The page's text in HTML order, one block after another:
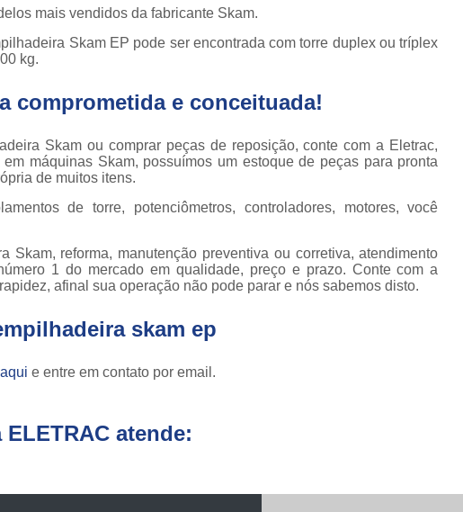
Locação de
Locar
empilhadeiras
Manutenção de
empilhadeiras
Paleteiras
manuais
empilhadeira
Peças para
still
empilhadeiras
articuladas
Venda de
Venda de
Locação de Plataforma Tesoura
Plataforma Tesoura Aluguel
Assistência
Assistência
Assistência
Assistência
Assistência
Assistência Técnica
Conserto para Empilhadeira
mais vendidos da fabricante Skam.
Skam EP pode ser encontrada com torre duplex ou tríplex
kg.
comprometida e conceituada!
Skam ou comprar peças de reposição, conte com a Eletrac,
máquinas Skam, possuímos um estoque de peças para pronta
de muitos itens.
de torre, potenciômetros, controladores, motores, você
Skam, reforma, manutenção preventiva ou corretiva, atendimento
1 do mercado em qualidade, preço e prazo. Conte com a
afinal sua operação não pode parar e nós sabemos disto.
skam ep
e entre em contato por email.
atende: